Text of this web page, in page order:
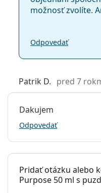
možnosť zvolíte.
Odpovedať
Patrik D. pred 7
Dakujem
Odpovedať
Pridať otázku alebo
Purpose 50 ml s